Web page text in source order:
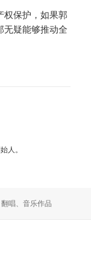
权保护，如果郭
无疑能够推动全
人。
标
翻唱、音乐作品